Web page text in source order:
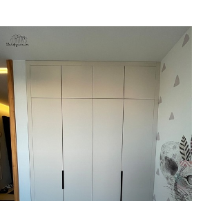
Зеркала
Глянец
Матовые
ПРИМЕНИТЬ